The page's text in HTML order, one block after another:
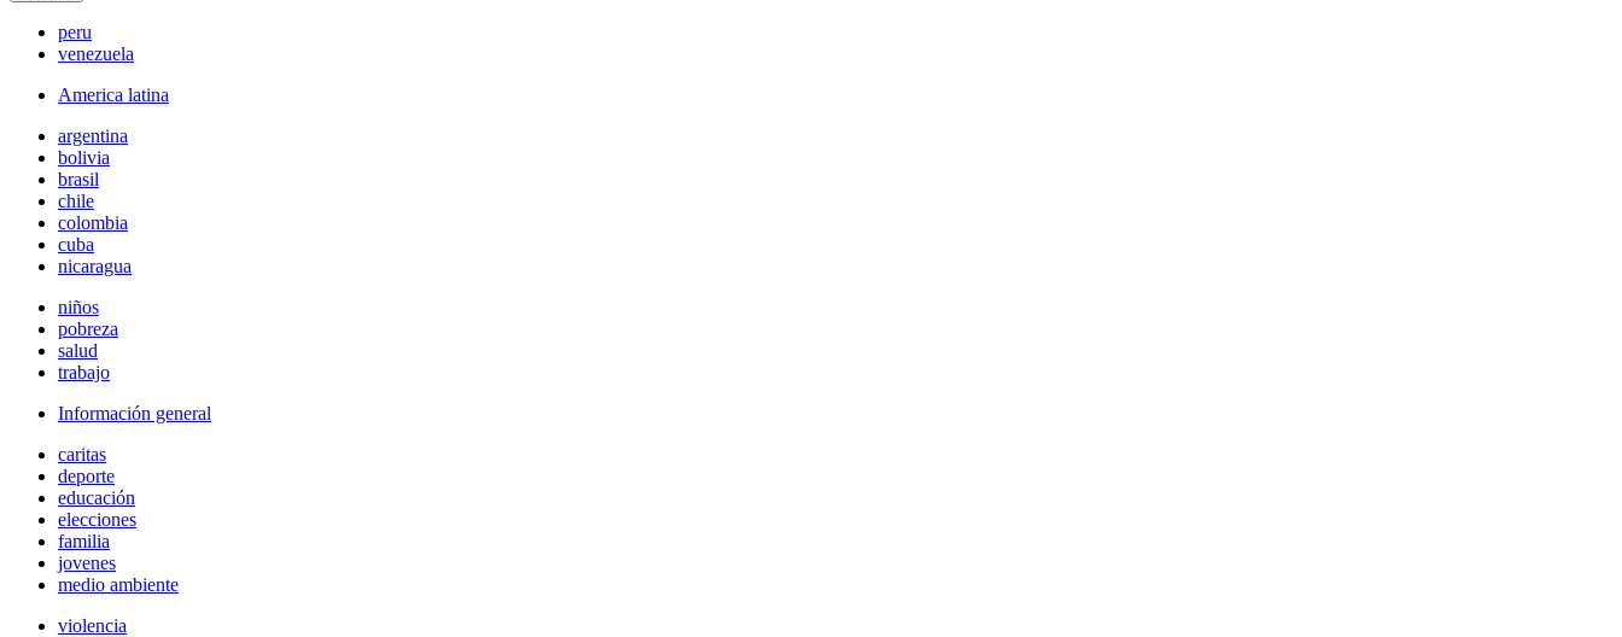
peru
venezuela
America latina
argentina
bolivia
brasil
chile
colombia
cuba
nicaragua
niños
pobreza
salud
trabajo
Información general
caritas
deporte
educación
elecciones
familia
jovenes
medio ambiente
violencia